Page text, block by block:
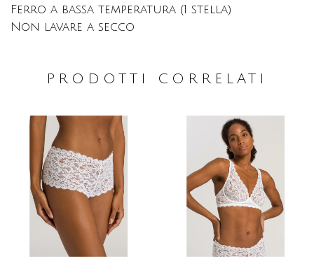
Ferro a bassa temperatura (1 stella)
Non lavare a secco
PRODOTTI CORRELATI